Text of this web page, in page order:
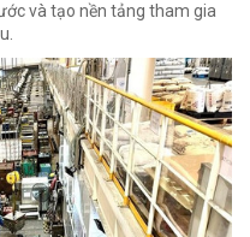
và tạo nền tảng tham gia